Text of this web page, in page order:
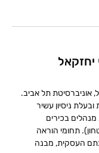
יחזקאל
אוניברסיטת תל אביב.
ניסיון עשיר
בכירים
תחומי הוראה
העסקית, מבנה